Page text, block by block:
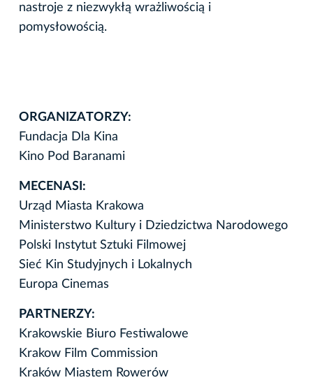
nastroje z niezwykłą wrażliwością i
pomysłowością.
ORGANIZATORZY:
Fundacja Dla Kina
Kino Pod Baranami
MECENASI:
Urząd Miasta Krakowa
Ministerstwo Kultury i Dziedzictwa Narodowego
Polski Instytut Sztuki Filmowej
Sieć Kin Studyjnych i Lokalnych
Europa Cinemas
PARTNERZY:
Krakowskie Biuro Festiwalowe
Krakow Film Commission
Kraków Miastem Rowerów